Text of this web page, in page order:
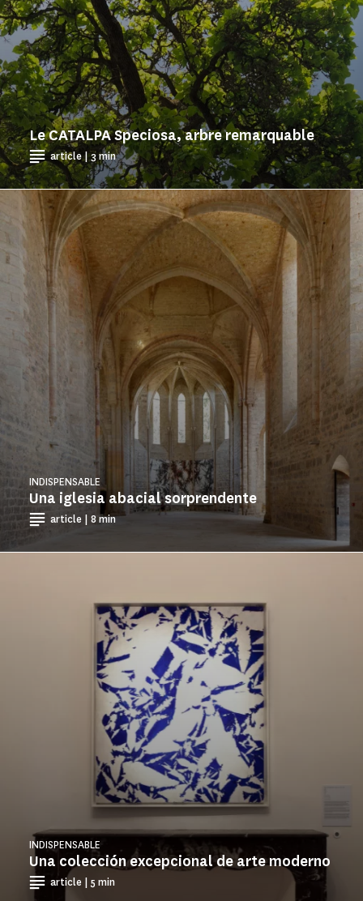
Le CATALPA Speciosa, arbre remarquable
article | 3 min
Una iglesia abacial sorprendente
INDISPENSABLE
article | 8 min
Una colección excepcional de arte moderno
INDISPENSABLE
article | 5 min